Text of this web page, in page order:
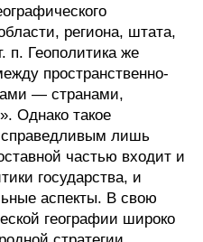
региона, штата,
п. Геополитика же
пространственно-
— странами,
Однако такое
лишь
частью входит и
государства, и
аспекты. В свою
географии широко